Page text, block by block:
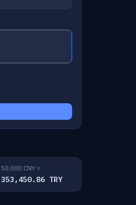
50,000 CNY =
353,450.86 TRY